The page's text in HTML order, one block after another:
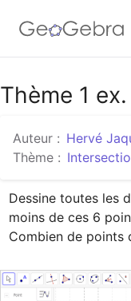
Google
Classe
Thème 1
Auteur : Hervé
Thème :
Dessine toutes les
moins de ces 6
Combien de